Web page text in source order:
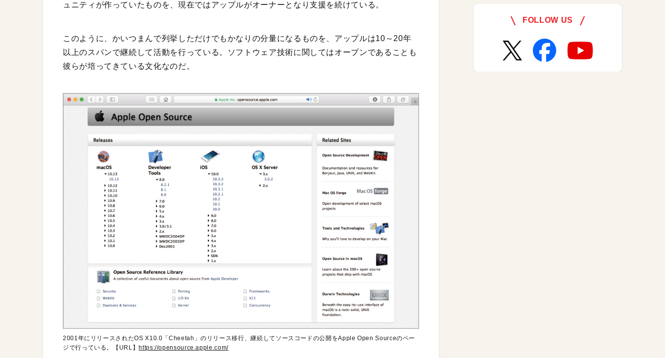
ュニティが作っていたものを、現在ではアップルがオーナーとなり支援を続けている。
このように、かいつまんで列挙しただけでもかなりの分量になるものを、アップルは10～20年
以上のスパンで継続して活動を行っている。ソフトウェア技術に関してはオープンであることも
彼らが培ってきている文化なのだ。
2001年にリリースされたOS X10.0「Cheetah」のリリース移行、継続してソースコードの公開をApple Open Sourceのペー
ジで行っている。【URL】https://opensource.apple.com/
FOLLOW US